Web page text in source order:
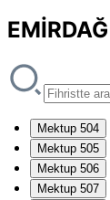
Mektup 504
Mektup 505
Mektup 506
Mektup 507